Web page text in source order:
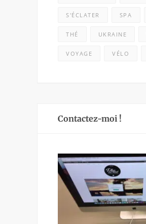
S'ÉCLATER SPA
THÉ UKRAINE
VOYAGE VÉLO
Contactez-moi !